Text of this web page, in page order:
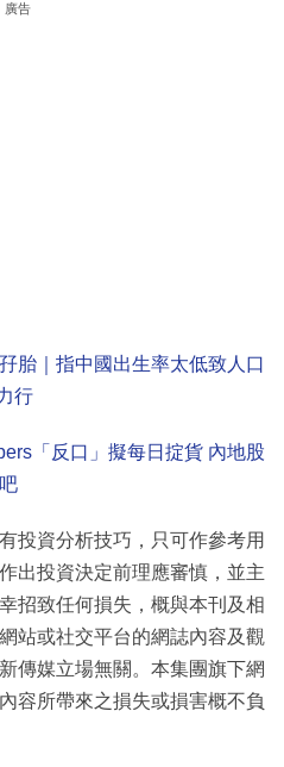
廣告
胎｜指中國出生率太低致人口
行
「反口」擬每日掟貨 內地股
投資分析技巧，只可作參考用
出投資決定前理應審慎，並主
招致任何損失，概與本刊及相
站或社交平台的網誌內容及觀
傳媒立場無關。本集團旗下網
容所帶來之損失或損害概不負